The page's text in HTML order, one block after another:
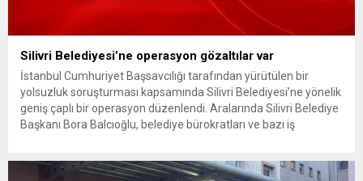
Silivri Belediyesi’ne operasyon gözaltılar var
İstanbul Cumhuriyet Başsavcılığı tarafından yürütülen bir
yolsuzluk soruşturması kapsamında Silivri Belediyesi’ne yönelik
geniş çaplı bir operasyon düzenlendi. Aralarında Silivri Belediye
Başkanı Bora Balcıoğlu, belediye bürokratları ve bazı iş
inceleme ve arama çalışmaları devam ediyor. İstanbul’da...